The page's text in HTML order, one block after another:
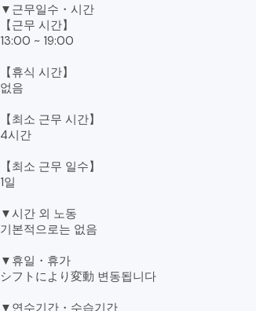
▼근무일수・시간
【근무 시간】
13:00 ~ 19:00
【휴식 시간】
없음
【최소 근무 시간】
4시간
【최소 근무 일수】
1일
▼시간 외 노동
기본적으로는 없음
▼휴일・휴가
シフトにより変動 변동됩니다
▼연수기간・수습기간